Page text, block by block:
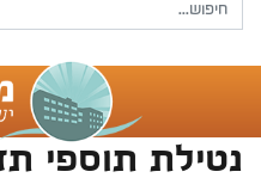
נטילת תוספי